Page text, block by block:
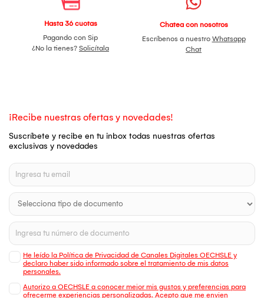
Hasta 36 cuotas
Pagando con Sip
¿No la tienes? Solicítala
Chatea con nosotros
Escríbenos a nuestro Whatsapp
Chat
¡Recibe nuestras ofertas y novedades!
Suscríbete y recibe en tu inbox todas nuestras ofertas
exclusivas y novedades
He leído la Política de Privacidad de Canales Digitales OECHSLE y
declaro haber sido informado sobre el tratamiento de mis datos
personales.
Autorizo a OECHSLE a conocer mejor mis gustos y preferencias para
ofrecerme experiencias personalizadas. Acepto que me envien